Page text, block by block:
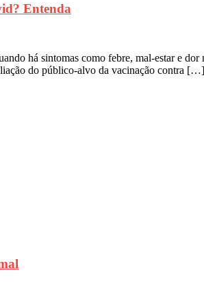
Entenda
sintomas como febre, mal-estar e dor
do público-alvo da vacinação contra […]